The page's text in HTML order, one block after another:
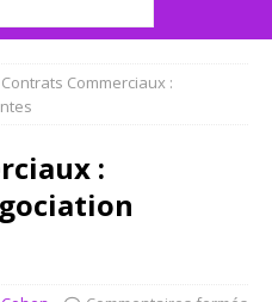
Contrats Commerciaux :
: